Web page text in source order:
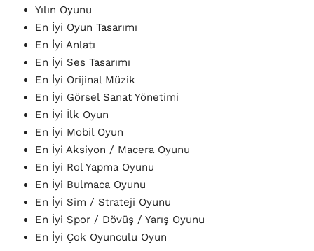
Yılın Oyunu
En İyi Oyun Tasarımı
En İyi Anlatı
En İyi Ses Tasarımı
En İyi Orijinal Müzik
En İyi Görsel Sanat Yönetimi
En İyi İlk Oyun
En İyi Mobil Oyun
En İyi Aksiyon / Macera Oyunu
En İyi Rol Yapma Oyunu
En İyi Bulmaca Oyunu
En İyi Sim / Strateji Oyunu
En İyi Spor / Dövüş / Yarış Oyunu
En İyi Çok Oyunculu Oyun